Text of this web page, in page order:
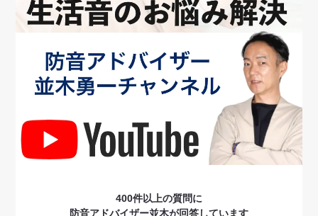
400件以上の質問に
防音アドバイザー並木が回答しています